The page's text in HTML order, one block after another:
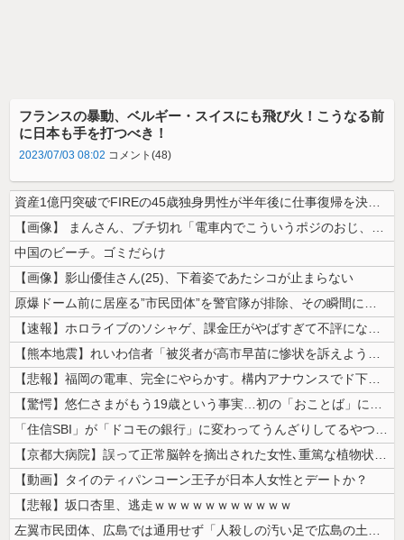
フランスの暴動、ベルギー・スイスにも飛び火！こうなる前
に日本も手を打つべき！
2023/07/03 08:02 コメント(48)
資産1億円突破でFIREの45歳独身男性が半年後に仕事復帰を決意した「...
【画像】 まんさん、ブチ切れ「電車内でこういうポジのおじ、ガチでイラネ...
中国のビーチ。ゴミだらけ
【画像】影山優佳さん(25)、下着姿であたシコが止まらない
原爆ドーム前に居座る”市民団体”を警官隊が排除、その瞬間に周囲で見守っ...
【速報】ホロライブのソシャゲ、課金圧がやばすぎて不評になるwwwwww...
【熊本地震】れいわ信者「被災者が高市早苗に惨状を訴えようとしたら男に阻...
【悲報】福岡の電車、完全にやらかす。構内アナウンスでド下ネタを連発する...
【驚愕】悠仁さまがもう19歳という事実…初の「おことば」にネット民驚嘆
「住信SBI」が「ドコモの銀行」に変わってうんざりしてるやつｗｗｗｗｗ...
【京都大病院】誤って正常脳幹を摘出された女性､重篤な植物状態だが意識は...
【動画】タイのティパンコーン王子が日本人女性とデートか？
【悲報】坂口杏里、逃走ｗｗｗｗｗｗｗｗｗｗｗ
左翼市民団体、広島では通用せず「人殺しの汚い足で広島の土を踏むな！」→...